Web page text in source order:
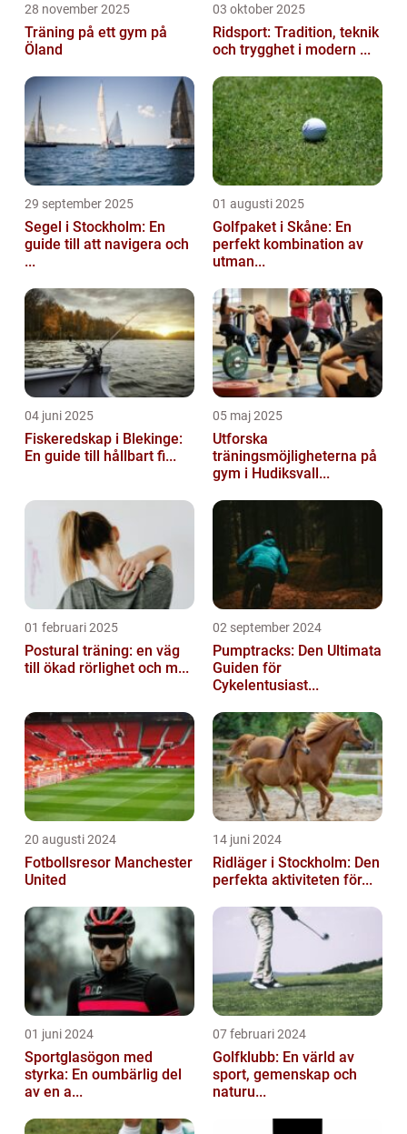
28 november 2025
Träning på ett gym på
Öland
03 oktober 2025
Ridsport: Tradition, teknik
och trygghet i modern ...
29 september 2025
Segel i Stockholm: En
guide till att navigera och
...
01 augusti 2025
Golfpaket i Skåne: En
perfekt kombination av
utman...
04 juni 2025
Fiskeredskap i Blekinge:
En guide till hållbart fi...
05 maj 2025
Utforska
träningsmöjligheterna på
gym i Hudiksvall...
01 februari 2025
Postural träning: en väg
till ökad rörlighet och m...
02 september 2024
Pumptracks: Den Ultimata
Guiden för
Cykelentusiast...
20 augusti 2024
Fotbollsresor Manchester
United
14 juni 2024
Ridläger i Stockholm: Den
perfekta aktiviteten för...
01 juni 2024
Sportglasögon med
styrka: En oumbärlig del
av en a...
07 februari 2024
Golfklubb: En värld av
sport, gemenskap och
naturu...